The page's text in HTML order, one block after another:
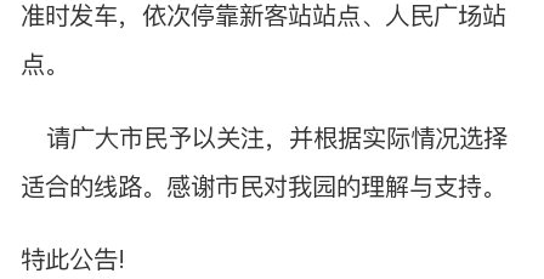
准时发车，依次停靠新客站站点、人民广场站
点。
请广大市民予以关注，并根据实际情况选择
适合的线路。感谢市民对我园的理解与支持。
特此公告!